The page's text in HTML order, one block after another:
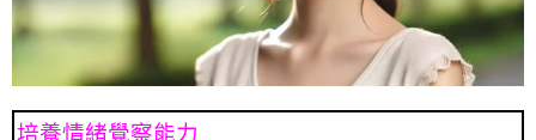
培養情緒覺察能力